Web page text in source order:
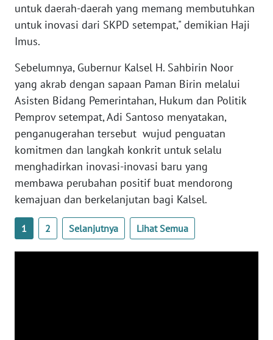
untuk daerah-daerah yang memang membutuhkan
untuk inovasi dari SKPD setempat," demikian Haji
Imus.
Sebelumnya, Gubernur Kalsel H. Sahbirin Noor
yang akrab dengan sapaan Paman Birin melalui
Asisten Bidang Pemerintahan, Hukum dan Politik
Pemprov setempat, Adi Santoso menyatakan,
penganugerahan tersebut wujud penguatan
komitmen dan langkah konkrit untuk selalu
menghadirkan inovasi-inovasi baru yang
membawa perubahan positif buat mendorong
kemajuan dan berkelanjutan bagi Kalsel.
1 2 Selanjutnya Lihat Semua
WN
SULTENG
SULBAR
WN
WN
SUMBAR
WN
SUMSEL
WN